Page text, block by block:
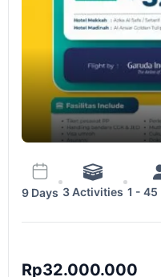
9 Days 3 Activities 1 - 45
Rp32.000.000